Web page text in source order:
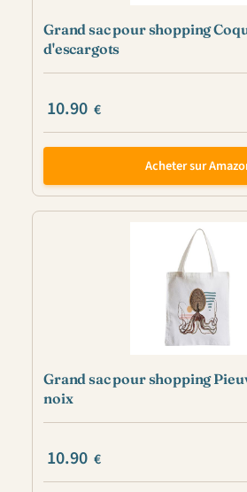
Grand sac pour shopping
d'escargots
10.90 €
Acheter sur
Grand sac pour shopping
noix
10.90 €